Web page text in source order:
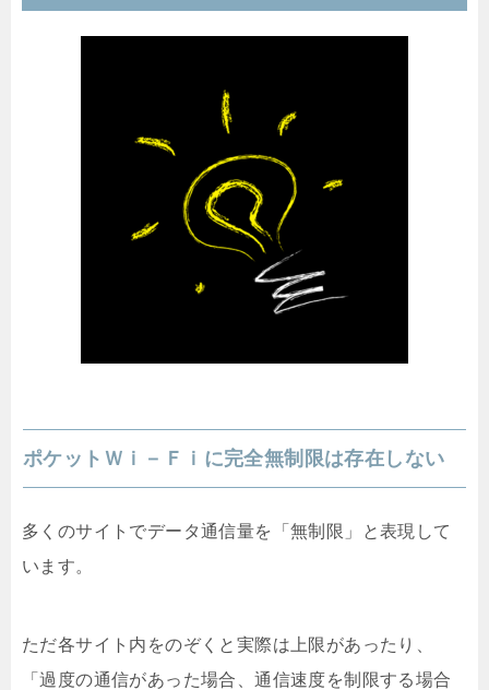
ポケットＷｉ－Ｆｉに完全無制限は存在しない
多くのサイトでデータ通信量を「無制限」と表現して
います。
ただ各サイト内をのぞくと実際は上限があったり、
「過度の通信があった場合、通信速度を制限する場合